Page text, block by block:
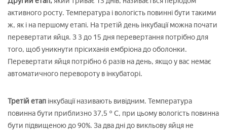
активного росту. Температура і вологість повинні бути такими
ж, як і на першому етапі. На третій день інкубації можна почати
перевертати яйця. З 3 до 15 дня перевертання потрібно для
того, щоб уникнути прісиханія ембріона до оболонки.
Перевертати яйця потрібно 6 разів на день, якщо у вас немає
автоматичного перевороту в інкубаторі.
Третій етап інкубації називають вивідним. Температура
повинна бути приблизно 37,5 ° C, при цьому вологість повинна
бути підвищеною до 90%. За два дні до викльову яйця не